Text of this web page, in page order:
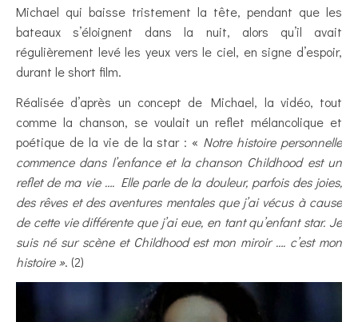
Michael qui baisse tristement la tête, pendant que les
bateaux s’éloignent dans la nuit, alors qu’il avait
régulièrement levé les yeux vers le ciel, en signe d’espoir,
durant le short film.
Réalisée d’après un concept de Michael, la vidéo, tout
comme la chanson, se voulait un reflet mélancolique et
poétique de la vie de la star : « Notre histoire personnelle
commence dans l’enfance et la chanson Childhood est un
reflet de ma vie …. Elle parle de la douleur, parfois des joies,
des rêves et des aventures mentales que j’ai vécus à cause
de cette vie différente que j’ai eue, en tant qu’enfant star. Je
suis né sur scène et Childhood est mon miroir …. c’est mon
histoire ». (2)